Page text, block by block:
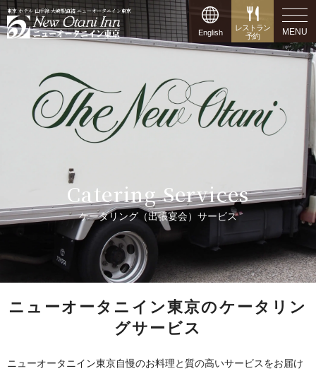
東京 ホテル 山手線 大崎駅直結 ニューオータニイン東京
English
レストラン
予約
MENU
Catering Services
ケータリング（出張宴会）サービス
ニューオータニイン東京のケータリン
グサービス
ニューオータニイン東京自慢のお料理と質の高いサービスをお届け